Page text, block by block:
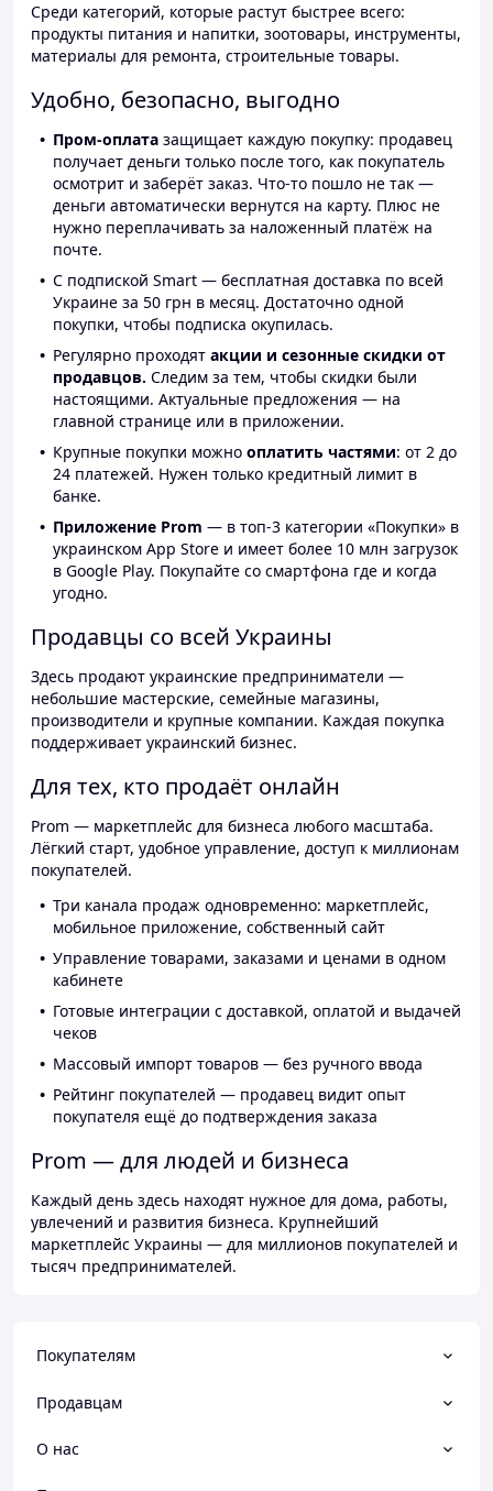
Среди категорий, которые растут быстрее всего:
продукты питания и напитки, зоотовары, инструменты,
материалы для ремонта, строительные товары.
Удобно, безопасно, выгодно
Пром-оплата защищает каждую покупку: продавец
получает деньги только после того, как покупатель
осмотрит и заберёт заказ. Что-то пошло не так —
деньги автоматически вернутся на карту. Плюс не
нужно переплачивать за наложенный платёж на
почте.
С подпиской Smart — бесплатная доставка по всей
Украине за 50 грн в месяц. Достаточно одной
покупки, чтобы подписка окупилась.
Регулярно проходят акции и сезонные скидки от
продавцов. Следим за тем, чтобы скидки были
настоящими. Актуальные предложения — на
главной странице или в приложении.
Крупные покупки можно оплатить частями: от 2 до
24 платежей. Нужен только кредитный лимит в
банке.
Приложение Prom — в топ-3 категории «Покупки» в
украинском App Store и имеет более 10 млн загрузок
в Google Play. Покупайте со смартфона где и когда
угодно.
Продавцы со всей Украины
Здесь продают украинские предприниматели —
небольшие мастерские, семейные магазины,
производители и крупные компании. Каждая покупка
поддерживает украинский бизнес.
Для тех, кто продаёт онлайн
Prom — маркетплейс для бизнеса любого масштаба.
Лёгкий старт, удобное управление, доступ к миллионам
покупателей.
Три канала продаж одновременно: маркетплейс,
мобильное приложение, собственный сайт
Управление товарами, заказами и ценами в одном
кабинете
Готовые интеграции с доставкой, оплатой и выдачей
чеков
Массовый импорт товаров — без ручного ввода
Рейтинг покупателей — продавец видит опыт
покупателя ещё до подтверждения заказа
Prom — для людей и бизнеса
Каждый день здесь находят нужное для дома, работы,
увлечений и развития бизнеса. Крупнейший
маркетплейс Украины — для миллионов покупателей и
тысяч предпринимателей.
Покупателям
Продавцам
О нас